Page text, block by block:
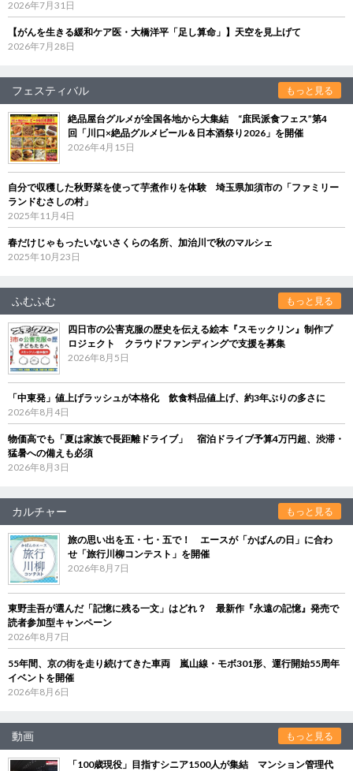
2026年7月31日
【がんを生きる緩和ケア医・大橋洋平「足し算命」】天空を見上げて
2026年7月28日
フェスティバル もっと見る
絶品屋台グルメが全国各地から大集結 “庶民派食フェス”第4
回「川口×絶品グルメビール＆日本酒祭り2026」を開催
2026年4月15日
自分で収穫した秋野菜を使って芋煮作りを体験 埼玉県加須市の「ファミリー
ランドむさしの村」
2025年11月4日
春だけじゃもったいないさくらの名所、加治川で秋のマルシェ
2025年10月23日
ふむふむ もっと見る
四日市の公害克服の歴史を伝える絵本『スモックリン』制作プ
ロジェクト クラウドファンディングで支援を募集
2026年8月5日
「中東発」値上げラッシュが本格化 飲食料品値上げ、約3年ぶりの多さに
2026年8月4日
物価高でも「夏は家族で長距離ドライブ」 宿泊ドライブ予算4万円超、渋滞・
猛暑への備えも必須
2026年8月3日
カルチャー もっと見る
旅の思い出を五・七・五で！ エースが「かばんの日」に合わ
せ「旅行川柳コンテスト」を開催
2026年8月7日
東野圭吾が選んだ「記憶に残る一文」はどれ？ 最新作『永遠の記憶』発売で
読者参加型キャンペーン
2026年8月7日
55年間、京の街を走り続けてきた車両 嵐山線・モボ301形、運行開始55周年
イベントを開催
2026年8月6日
動画 もっと見る
「100歳現役」目指すシニア1500人が集結 マンション管理代